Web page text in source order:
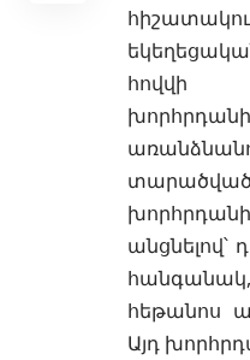
հովվի
անցնելով՝
հեթանոս
Այդ